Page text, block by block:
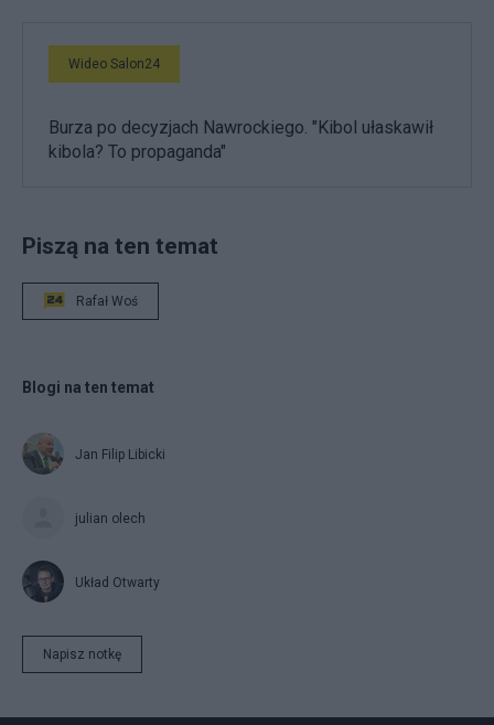
Wideo Salon24
Burza po decyzjach Nawrockiego. "Kibol ułaskawił
kibola? To propaganda"
Piszą na ten temat
Rafał Woś
Blogi na ten temat
Jan Filip Libicki
julian olech
Układ Otwarty
Napisz notkę